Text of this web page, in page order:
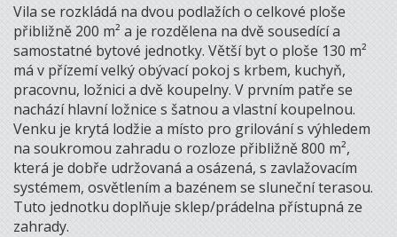
Vila se rozkládá na dvou podlažích o celkové ploše
přibližně 200 m² a je rozdělena na dvě sousedící a
samostatné bytové jednotky. Větší byt o ploše 130 m²
má v přízemí velký obývací pokoj s krbem, kuchyň,
pracovnu, ložnici a dvě koupelny. V prvním patře se
nachází hlavní ložnice s šatnou a vlastní koupelnou.
Venku je krytá lodžie a místo pro grilování s výhledem
na soukromou zahradu o rozloze přibližně 800 m²,
která je dobře udržovaná a osázená, s zavlažovacím
systémem, osvětlením a bazénem se sluneční terasou.
Tuto jednotku doplňuje sklep/prádelna přístupná ze
zahrady.